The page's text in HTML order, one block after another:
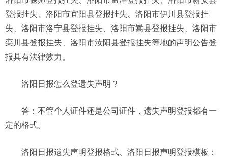
登报挂失、洛阳市宜阳县登报挂失、洛阳市伊川县登报挂
失、洛阳市洛宁县登报挂失、洛阳市嵩县登报挂失、洛阳市
栾川县登报挂失、洛阳市汝阳县登报挂失等地的声明公告登
报具有法律效力。
洛阳日报怎么登遗失声明？
答：不管个人证件还是公司证件，遗失声明登报都有一
定的格式。
洛阳日报遗失声明登报格式、洛阳日报声明登报模板：